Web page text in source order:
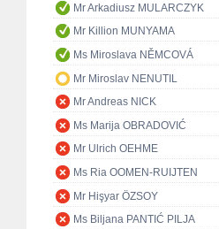
Mr Arkadiusz MULARCZYK
Mr Killion MUNYAMA
Ms Miroslava NĚMCOVÁ
Mr Miroslav NENUTIL
Mr Andreas NICK
Ms Marija OBRADOVIĆ
Mr Ulrich OEHME
Ms Ria OOMEN-RUIJTEN
Mr Hişyar ÖZSOY
Ms Biljana PANTIĆ PILJA